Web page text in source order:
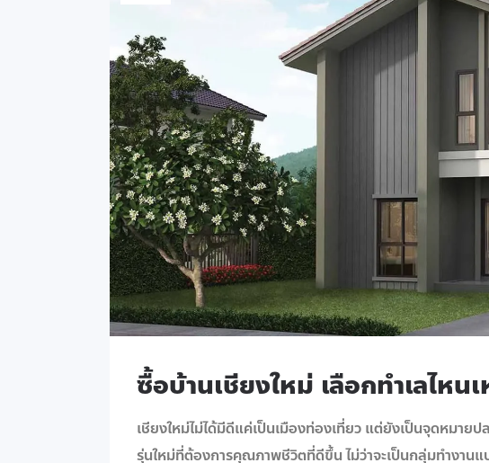
ซื้อบ้านเชียงใหม่ เลือกทำเลไหน
เชียงใหม่ไม่ได้มีดีแค่เป็นเมืองท่องเที่ยว แต่ยังเป็นจุดหมาย
รุ่นใหม่ที่ต้องการคุณภาพชีวิตที่ดีขึ้น ไม่ว่าจะเป็นกลุ่มทำงา